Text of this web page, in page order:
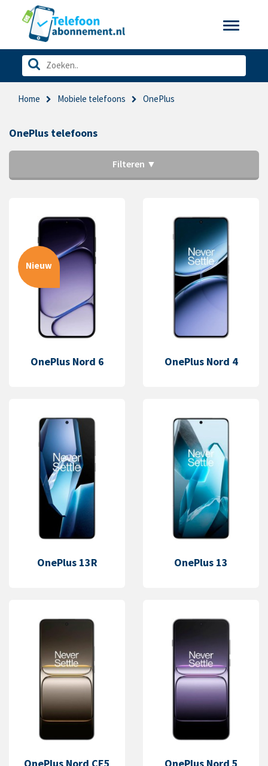
Toggle
Home Mobiele telefoons OnePlus
OnePlus telefoons
Filteren ▼
Nieuw
OnePlus Nord 6 OnePlus Nord 4
OnePlus 13R OnePlus 13